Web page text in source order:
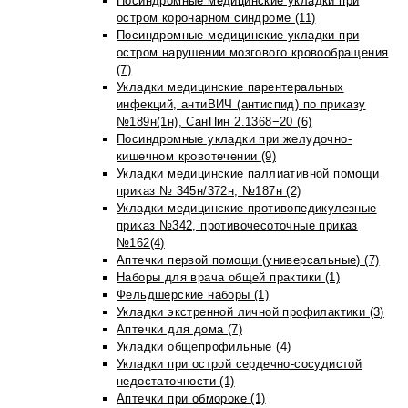
остром коронарном синдроме (11)
Посиндромные медицинские укладки при
остром нарушении мозгового кровообращения
(7)
Укладки медицинские парентеральных
инфекций, антиВИЧ (антиспид) по приказу
№189н(1н), СанПин 2.1368−20 (6)
Посиндромные укладки при желудочно-
кишечном кровотечении (9)
Укладки медицинские паллиативной помощи
приказ № 345н/372н, №187н (2)
Укладки медицинские противопедикулезные
приказ №342, противочесоточные приказ
№162(4)
Аптечки первой помощи (универсальные) (7)
Наборы для врача общей практики (1)
Фельдшерские наборы (1)
Укладки экстренной личной профилактики (3)
Аптечки для дома (7)
Укладки общепрофильные (4)
Укладки при острой сердечно-сосудистой
недостаточности (1)
Аптечки при обмороке (1)